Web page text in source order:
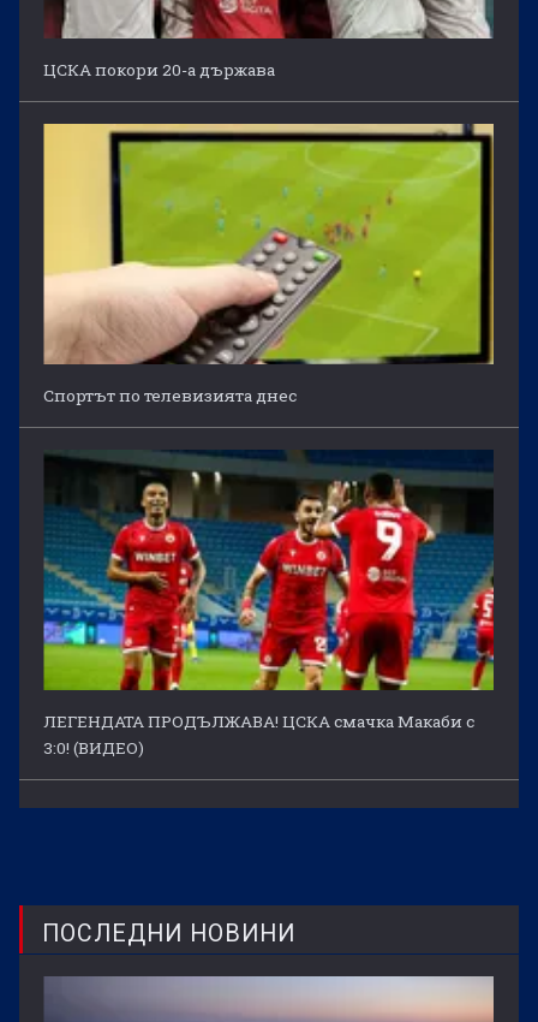
ЦСКА покори 20-а държава
Спортът по телевизията днес
ЛЕГЕНДАТА ПРОДЪЛЖАВА! ЦСКА смачка Макаби с
3:0! (ВИДЕО)
ПОСЛЕДНИ НОВИНИ